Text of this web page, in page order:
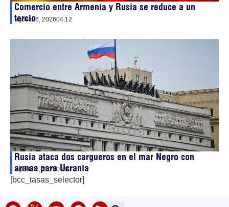
Comercio entre Armenia y Rusia se reduce a un
tercio
agosto 6, 202604:12
Rusia ataca dos cargueros en el mar Negro con
armas para Ucrania
agosto 6, 202604:07
[bcc_tasas_selector]